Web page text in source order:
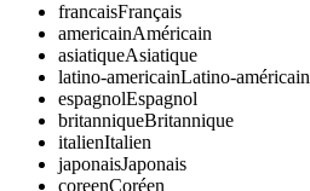
francaisFrançais
americainAméricain
asiatiqueAsiatique
latino-americainLatino-américain
espagnolEspagnol
britanniqueBritannique
italienItalien
japonaisJaponais
coreenCoréen